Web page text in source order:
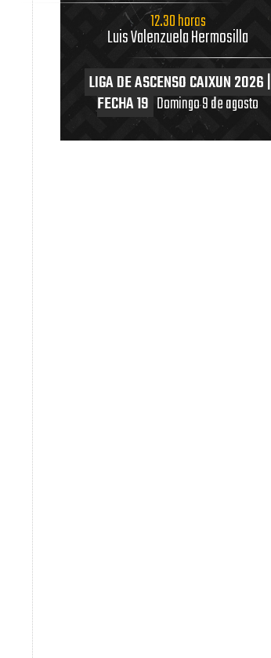
12.30 horas
Luis Valenzuela Hermosilla
LIGA DE ASCENSO CAIXUN 2026 |
FECHA 19 Domingo 9 de agosto